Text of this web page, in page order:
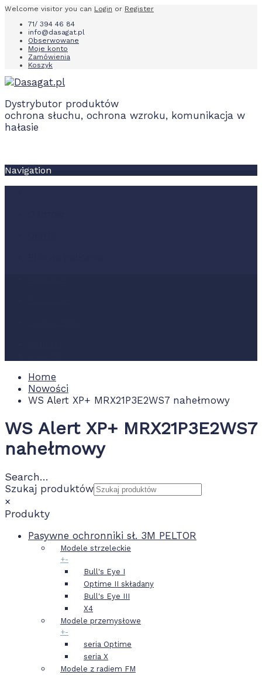
Welcome visitor you can Login or Register
71/ 394 46 84
info@dasagat.pl
Obserwowane
Moje konto
Zamówienia
Koszyk
Dystrybutor produktów
ochrona słuchu, ochrona wzroku, komunikacja w
hałasie
Navigation
Home
Nowości
WS Alert XP+ MRX21P3E2WS7 nahełmowy
WS Alert XP+ MRX21P3E2WS7
nahełmowy
Search…
Szukaj produktów
×
Produkty
Pasywne ochronniki sł. 3M PELTOR
Modele strzeleckie
+-
Bull's Eye I
Optime II składany
Bull's Eye III
X4
Modele przemysłowe
+-
seria Optime
seria X
Modele z radiem FM